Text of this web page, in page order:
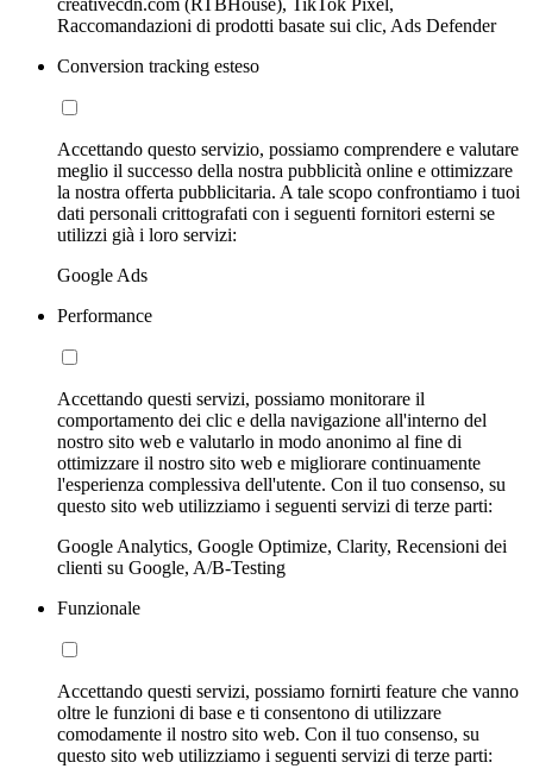
creativecdn.com (RTBHouse), TikTok Pixel,
Raccomandazioni di prodotti basate sui clic, Ads Defender
Conversion tracking esteso
Accettando questo servizio, possiamo comprendere e valutare
meglio il successo della nostra pubblicità online e ottimizzare
la nostra offerta pubblicitaria. A tale scopo confrontiamo i tuoi
dati personali crittografati con i seguenti fornitori esterni se
utilizzi già i loro servizi:
Google Ads
Performance
Accettando questi servizi, possiamo monitorare il
comportamento dei clic e della navigazione all'interno del
nostro sito web e valutarlo in modo anonimo al fine di
ottimizzare il nostro sito web e migliorare continuamente
l'esperienza complessiva dell'utente. Con il tuo consenso, su
questo sito web utilizziamo i seguenti servizi di terze parti:
Google Analytics, Google Optimize, Clarity, Recensioni dei
clienti su Google, A/B-Testing
Funzionale
Accettando questi servizi, possiamo fornirti feature che vanno
oltre le funzioni di base e ti consentono di utilizzare
comodamente il nostro sito web. Con il tuo consenso, su
questo sito web utilizziamo i seguenti servizi di terze parti: